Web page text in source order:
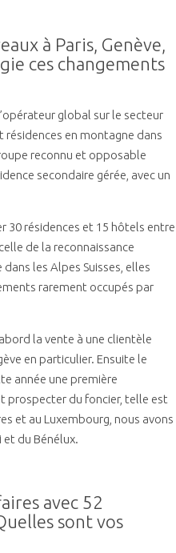
à Paris, Genève,
ces changements
global sur le secteur
en montagne dans
reconnu et opposable
secondaire gérée, avec un
30 résidences et 15 hôtels entre
de la reconnaissance
les Alpes Suisses, elles
rarement occupés par
la vente à une clientèle
en particulier. Ensuite le
année une première
prospecter du foncier, telle est
et au Luxembourg, nous avons
du Bénélux.
avec 52
sont vos